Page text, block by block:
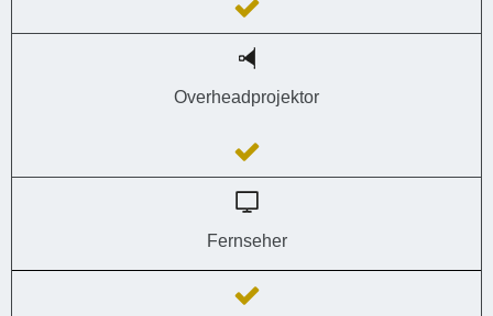
Overheadprojektor
Fernseher